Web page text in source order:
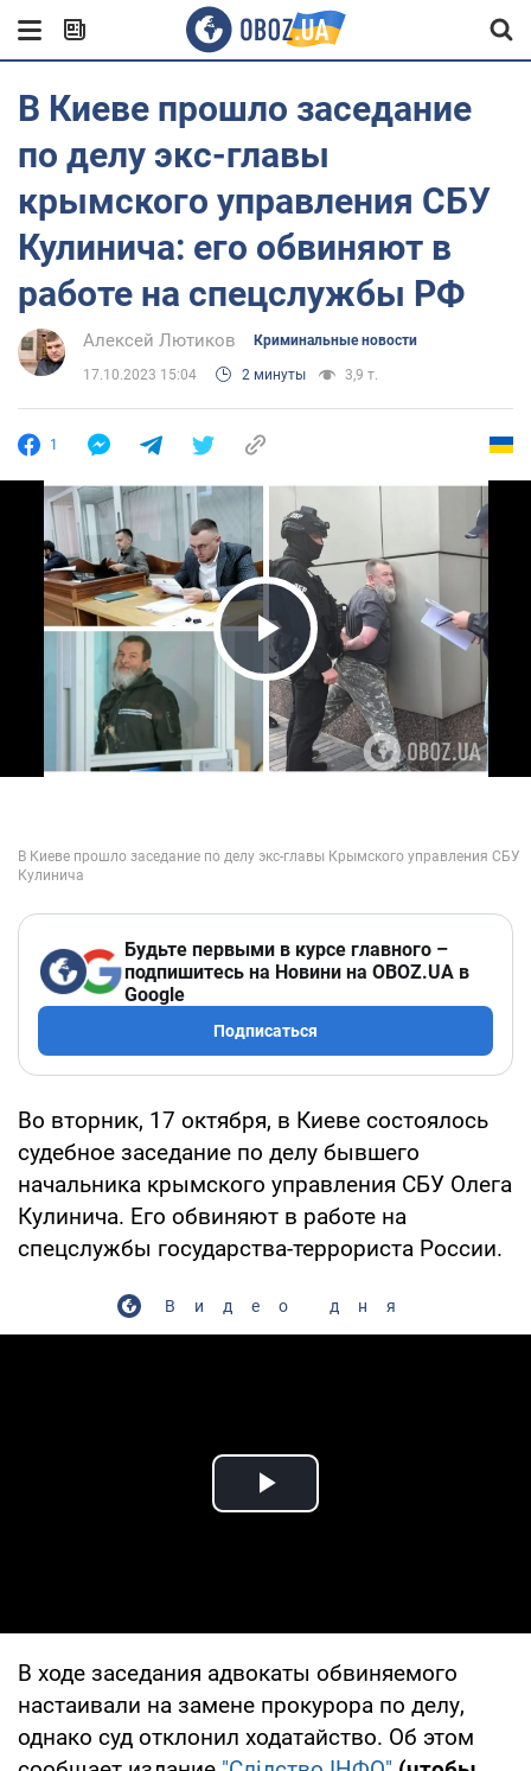
В Киеве прошло заседание
по делу экс-главы
крымского управления СБУ
Кулинича: его обвиняют в
работе на спецслужбы РФ
Алексей Лютиков Криминальные новости
17.10.2023 15:04 2 минуты 3,9 т.
1
Play Video
Будьте первыми в курсе главного –
подпишитесь на Новини на OBOZ.UA в
Google
Подписаться
Во вторник, 17 октября, в Киеве состоялось
судебное заседание по делу бывшего
начальника крымского управления СБУ Олега
Кулинича. Его обвиняют в работе на
спецслужбы государства-террориста России.
Видео дня
Play Video
В ходе заседания адвокаты обвиняемого
настаивали на замене прокурора по делу,
однако суд отклонил ходатайство. Об этом